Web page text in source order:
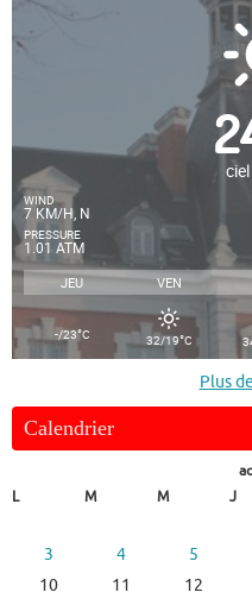
WIND
7 KM/H, N
PRESSURE
1.01 ATM
JEU VEN
-/23°C 32/19°C
Plus
Calendrier
L
M M J
3
4 5
10
11 12